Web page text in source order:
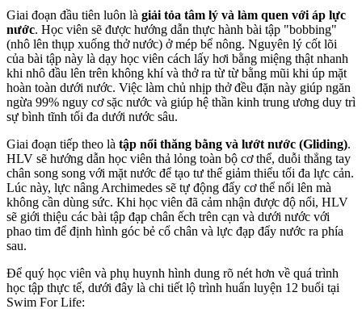
Giai đoạn đầu tiên luôn là giải tỏa tâm lý và làm quen với áp lực
nước. Học viên sẽ được hướng dẫn thực hành bài tập "bobbing"
(nhô lên thụp xuống thở nước) ở mép bể nông. Nguyên lý cốt lõi
của bài tập này là dạy học viên cách lấy hơi bằng miệng thật nhanh
khi nhô đầu lên trên không khí và thở ra từ từ bằng mũi khi úp mặt
hoàn toàn dưới nước. Việc làm chủ nhịp thở đều đặn này giúp ngăn
ngừa 99% nguy cơ sặc nước và giúp hệ thần kinh trung ương duy trì
sự bình tĩnh tối đa dưới nước sâu.
Giai đoạn tiếp theo là tập nổi thăng bằng và lướt nước (Gliding).
HLV sẽ hướng dẫn học viên thả lỏng toàn bộ cơ thể, duỗi thẳng tay
chân song song với mặt nước để tạo tư thế giảm thiểu tối đa lực cản.
Lúc này, lực nâng Archimedes sẽ tự động đẩy cơ thể nổi lên mà
không cần dùng sức. Khi học viên đã cảm nhận được độ nổi, HLV
sẽ giới thiệu các bài tập đạp chân ếch trên cạn và dưới nước với
phao tim để định hình góc bẻ cổ chân và lực đạp đẩy nước ra phía
sau.
Để quý học viên và phụ huynh hình dung rõ nét hơn về quá trình
học tập thực tế, dưới đây là chi tiết lộ trình huấn luyện 12 buổi tại
Swim For Life: